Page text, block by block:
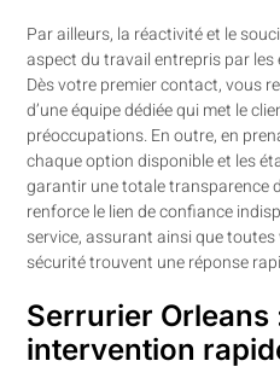
Par ailleurs, la réactivité et le
aspect du travail entrepris par les
Dès votre premier contact, vous
d’une équipe dédiée qui met le
préoccupations. En outre, en
chaque option disponible et les
garantir une totale transparence
renforce le lien de confiance
service, assurant ainsi que
sécurité trouvent une réponse
Serrurier Orleans
intervention